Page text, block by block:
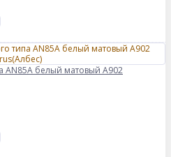
AN85A белый матовый А902